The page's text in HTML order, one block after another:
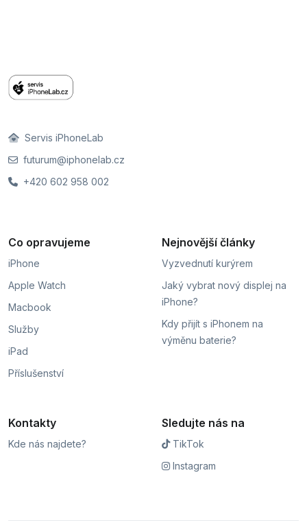
Servis iPhoneLab
futurum@iphonelab.cz
+420 602 958 002
Co opravujeme
iPhone
Apple Watch
Macbook
Služby
iPad
Příslušenství
Nejnovější články
Vyzvednutí kurýrem
Jaký vybrat nový displej na
iPhone?
Kdy přijít s iPhonem na
výměnu baterie?
Kontakty
Kde nás najdete?
Sledujte nás na
TikTok
Instagram